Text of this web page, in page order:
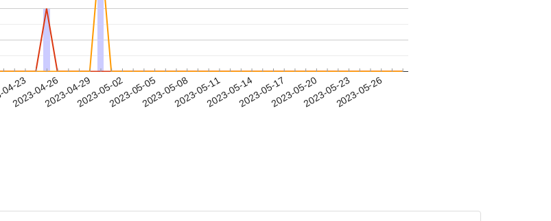
23
2023-04-262023-04-292023-05-022023-05-052023-05-082023-05-112023-05-142023-05-172023-05-202023-05-232023-05-26